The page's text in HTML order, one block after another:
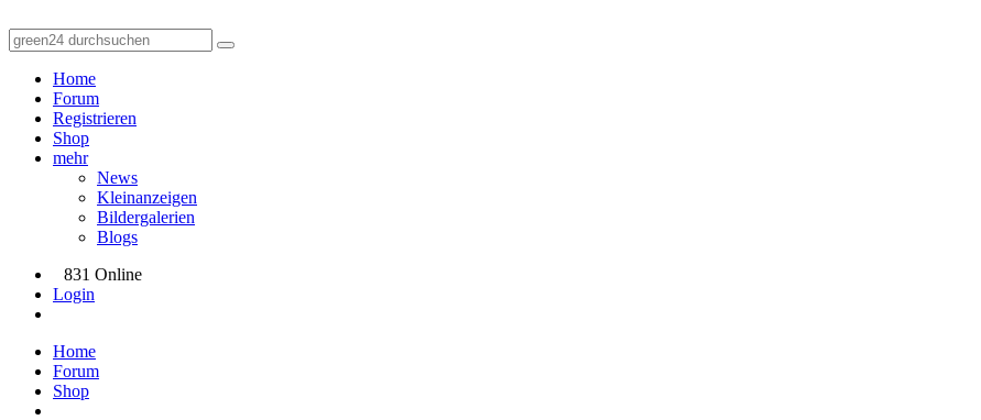
Home
Forum
Registrieren
Shop
mehr
News
Kleinanzeigen
Bildergalerien
Blogs
831 Online
Login
Home
Forum
Shop